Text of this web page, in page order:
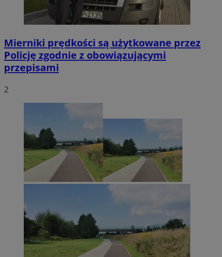
Mierniki prędkości są użytkowane przez
Policję zgodnie z obowiązującymi
przepisami
2